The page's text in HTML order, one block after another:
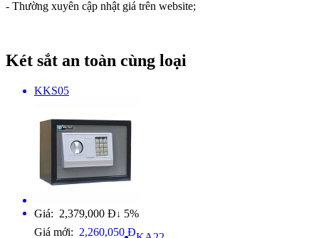
- Thường xuyên cập nhật giá trên website;
Két sắt an toàn cùng loại
KKS05
Giá: 2,379,000 Đ ↓ 5%
Giá mới: 2,260,050 Đ